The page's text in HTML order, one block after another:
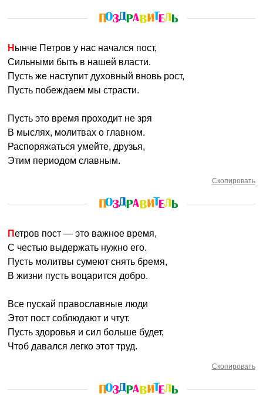
Нынче Петров у нас начался пост,
Сильными быть в нашей власти.
Пусть же наступит духовный вновь рост,
Пусть побеждаем мы страсти.
Пусть это время проходит не зря
В мыслях, молитвах о главном.
Распоряжаться умейте, друзья,
Этим периодом славным.
Скопировать
Петров пост — это важное время,
С честью выдержать нужно его.
Пусть молитвы сумеют снять бремя,
В жизни пусть воцарится добро.
Все пускай православные люди
Этот пост соблюдают и чтут.
Пусть здоровья и сил больше будет,
Чтоб давался легко этот труд.
Скопировать